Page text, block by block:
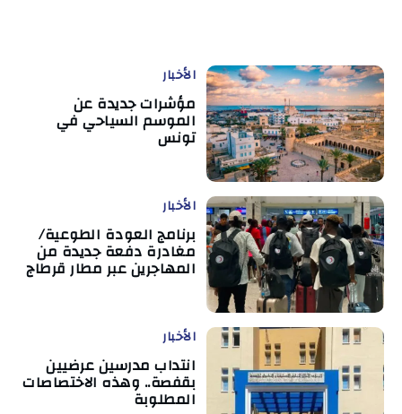
الأخبار
مؤشرات جديدة عن
الموسم السياحي في
تونس
الأخبار
برنامج العودة الطوعية/
مغادرة دفعة جديدة من
المهاجرين عبر مطار قرطاج
الأخبار
انتداب مدرسين عرضيين
بقفصة.. وهذه الاختصاصات
المطلوبة